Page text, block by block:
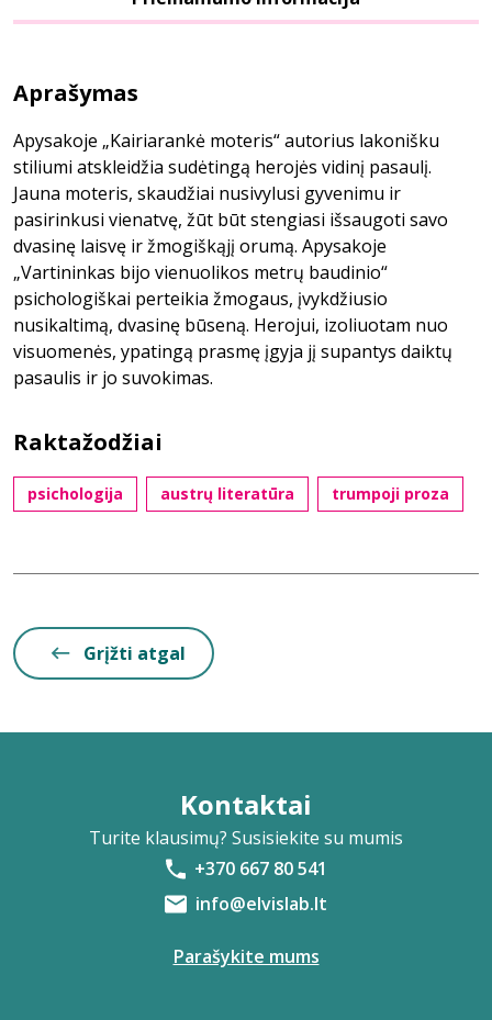
Aprašymas
Apysakoje „Kairiarankė moteris“ autorius lakonišku
stiliumi atskleidžia sudėtingą herojės vidinį pasaulį.
Jauna moteris, skaudžiai nusivylusi gyvenimu ir
pasirinkusi vienatvę, žūt būt stengiasi išsaugoti savo
dvasinę laisvę ir žmogiškąjį orumą. Apysakoje
„Vartininkas bijo vienuolikos metrų baudinio“
psichologiškai perteikia žmogaus, įvykdžiusio
nusikaltimą, dvasinę būseną. Herojui, izoliuotam nuo
visuomenės, ypatingą prasmę įgyja jį supantys daiktų
pasaulis ir jo suvokimas.
Raktažodžiai
psichologija austrų literatūra trumpoji proza
Grįžti atgal
Kontaktai
Turite klausimų? Susisiekite su mumis
+370 667 80 541
info@elvislab.lt
Parašykite mums